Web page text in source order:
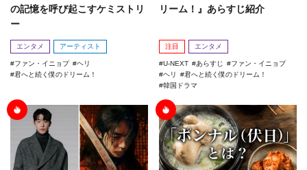
の記憶を呼び起こすケミストリ
ー
エンタメ アーティスト
ファン・イニョプ
ヘリ
君へと続く僕のドリーム！
リーム！』あらすじ紹介
注目 エンタメ
U-NEXT あらすじ
ファン・イニョプ
ヘリ
君へと続く僕のドリーム！
韓国ドラマ